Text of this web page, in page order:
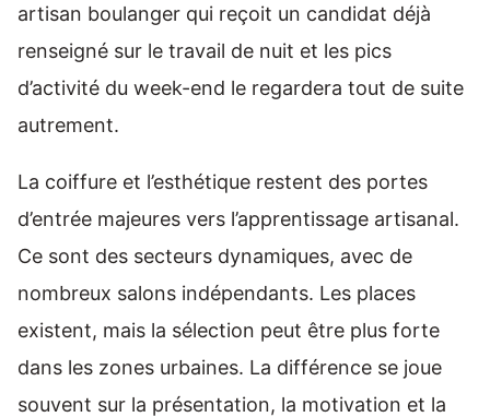
artisan boulanger qui reçoit un candidat déjà
renseigné sur le travail de nuit et les pics
d’activité du week-end le regardera tout de suite
autrement.
La coiffure et l’esthétique restent des portes
d’entrée majeures vers l’apprentissage artisanal.
Ce sont des secteurs dynamiques, avec de
nombreux salons indépendants. Les places
existent, mais la sélection peut être plus forte
dans les zones urbaines. La différence se joue
souvent sur la présentation, la motivation et la